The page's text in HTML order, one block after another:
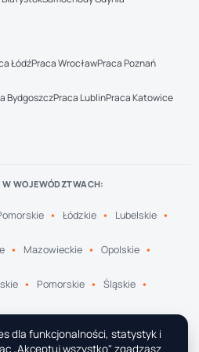
ŁódźPraca WrocławPraca Poznań
BydgoszczPraca LublinPraca Katowice
W WOJEWÓDZTWACH:
Łódzkie Lubelskie
Mazowieckie Opolskie
Pomorskie Śląskie
Mazurskie Wielkopolskie
dla funkcjonalności, statystyk i
„Akceptuj wszystko" zgadzasz